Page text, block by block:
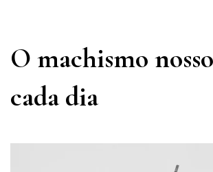
O machismo
cada dia